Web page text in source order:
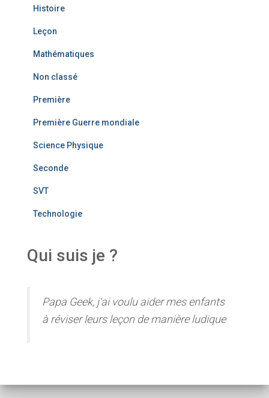
Histoire
Leçon
Mathématiques
Non classé
Première
Première Guerre mondiale
Science Physique
Seconde
SVT
Technologie
Qui suis je ?
Papa Geek, j'ai voulu aider mes enfants
à réviser leurs leçon de manière ludique